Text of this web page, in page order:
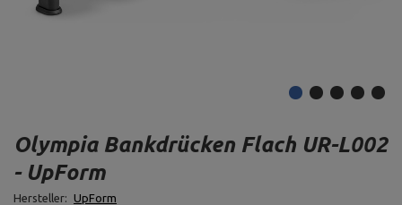
Olympia Bankdrücken Flach UR-L002
- UpForm
Hersteller: UpForm